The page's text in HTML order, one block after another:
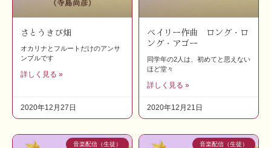
さとうきび畑
オカリナとフルートだけのアンサ
ンブルです
詳しく見る »
2020年12月27日
ベイリー作曲 ロング・ロ
ング・アゴー
同学年の2人は、初めてと思えない
ほど堂々
詳しく見る »
2020年12月21日
音楽配信（生徒） 音楽配信（生徒）